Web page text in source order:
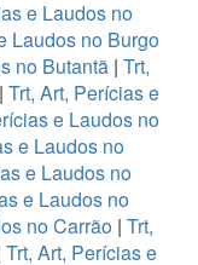
e Laudos no
Laudos no Burgo
no Butantã| Trt,
| Trt, Art, Perícias e
e Laudos no
e Laudos no
e Laudos no
e Laudos no
no Carrão | Trt,
Trt, Art, Perícias e